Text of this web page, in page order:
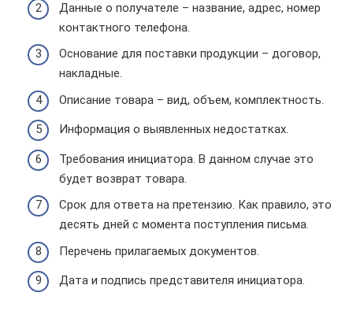
Данные о получателе – название, адрес, номер
контактного телефона.
Основание для поставки продукции – договор,
накладные.
Описание товара – вид, объем, комплектность.
Информация о выявленных недостатках.
Требования инициатора. В данном случае это
будет возврат товара.
Срок для ответа на претензию. Как правило, это
десять дней с момента поступления письма.
Перечень прилагаемых документов.
Дата и подпись представителя инициатора.